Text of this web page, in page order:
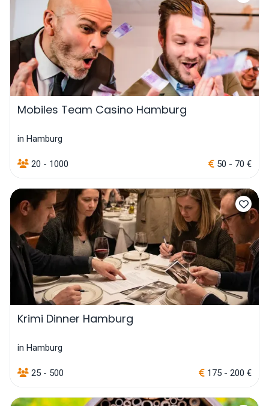
Mobiles Team Casino Hamburg
in Hamburg
20 - 1000 50 - 70 €
Krimi Dinner Hamburg
in Hamburg
25 - 500 175 - 200 €